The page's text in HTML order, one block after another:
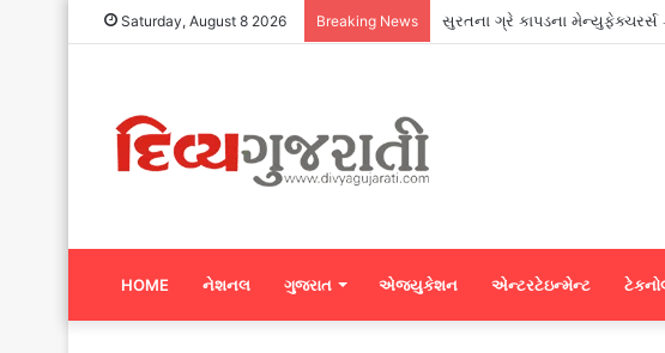
Saturday, August 8 2026 Breaking News સુરતના ગ્રે કાપડના
HOME નેશનલ ગુજરાત એજ્યુકેશન એન્ટરટેઇન્મેન્ટ